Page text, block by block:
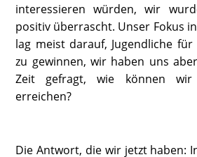
interessieren würden, wir
positiv überrascht. Unser Fokus
lag meist darauf, Jugendliche
zu gewinnen, wir haben uns
Zeit gefragt, wie können wir
erreichen?
Die Antwort, die wir jetzt haben: